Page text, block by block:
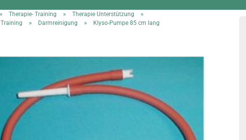
» Therapie- Training » Therapie Unterstützung »
» Darmreinigung » Klyso-Pumpe 85 cm lang